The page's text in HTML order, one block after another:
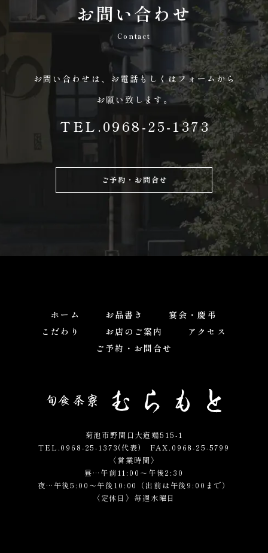
お問い合わせ
Contact
お問い合わせは、
お電話もしくはフォームから
お願い致します。
TEL.0968-25-1373
ご予約・お問合せ
ホーム お品書き
宴会・慶弔
こだわり
お店のご案内
アクセス
ご予約・お問合せ
菊池市野間口大道端515-1
TEL.0968-25-1373(代表)
FAX.0968-25-5799
〈営業時間〉
昼…午前11:00～午後2:30
夜…午後5:00～午後10:00（出前は午後9:00まで）
〈定休日〉毎週水曜日